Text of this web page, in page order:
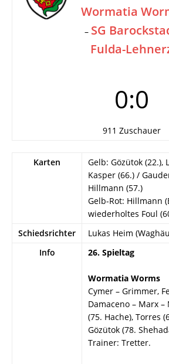
Wormatia
– SG
Fulda-
0:0
911 Zuschauer
Karten
Gelb: Gözütok (22.),
Kasper (66.) /
Hillmann (57.)
Gelb-Rot: Hillmann
wiederholtes Foul
Schiedsrichter
Lukas Heim
Info
26. Spieltag
Wormatia Worms
Cymer – Grimmer,
Damaceno – Marx –
(75. Hache), Torres
Gözütok (78.
Trainer: Tretter.